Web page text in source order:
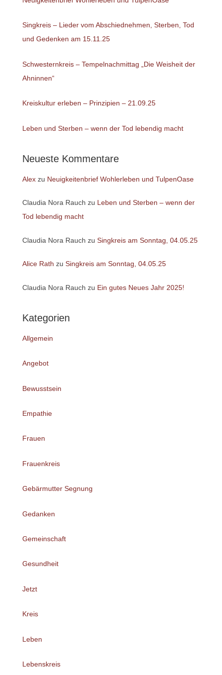
Singkreis – Lieder vom Abschiednehmen, Sterben, Tod
und Gedenken am 15.11.25
Schwesternkreis – Tempelnachmittag „Die Weisheit der
Ahninnen“
Kreiskultur erleben – Prinzipien – 21.09.25
Leben und Sterben – wenn der Tod lebendig macht
Neueste Kommentare
Alexzu Neuigkeitenbrief Wohlerleben und TulpenOase
Claudia Nora Rauch zu Leben und Sterben – wenn der
Tod lebendig macht
Claudia Nora Rauch zu Singkreis am Sonntag, 04.05.25
Alice Rath zu Singkreis am Sonntag, 04.05.25
Claudia Nora Rauch zu Ein gutes Neues Jahr 2025!
Kategorien
Allgemein
Angebot
Bewusstsein
Empathie
Frauen
Frauenkreis
Gebärmutter Segnung
Gedanken
Gemeinschaft
Gesundheit
Jetzt
Kreis
Leben
Lebenskreis